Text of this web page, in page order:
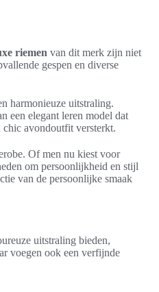
riemen van dit merk zijn niet
gespen en diverse
harmonieuze uitstraling.
een elegant leren model dat
chic avondoutfit versterkt.
Of men nu kiest voor
om persoonlijkheid en stijl
van de persoonlijke smaak
uitstraling bieden,
voegen ook een verfijnde